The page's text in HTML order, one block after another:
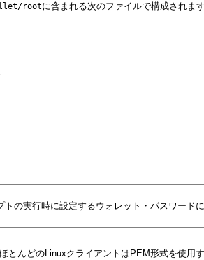
rootに含まれる次のファイルで構成されます
の実行時に設定するウォレット・パスワード
とんどのLinuxクライアントはPEM形式を使用す